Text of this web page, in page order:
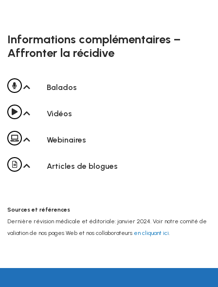
Informations complémentaires –
Affronter la récidive
Balados
Vidéos
Webinaires
Articles de blogues
Sources et références
Dernière révision médicale et éditoriale: janvier 2024. Voir notre comité de
valiation de nos pages Web et nos collaborateurs en cliquant ici.